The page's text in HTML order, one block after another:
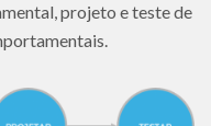
projeto e teste de